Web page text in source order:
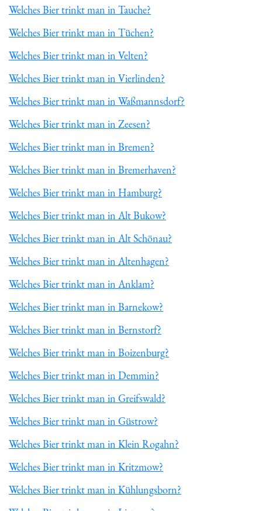
Welches Bier trinkt man in Tauche?
Welches Bier trinkt man in Tüchen?
Welches Bier trinkt man in Velten?
Welches Bier trinkt man in Vierlinden?
Welches Bier trinkt man in Waßmannsdorf?
Welches Bier trinkt man in Zeesen?
Welches Bier trinkt man in Bremen?
Welches Bier trinkt man in Bremerhaven?
Welches Bier trinkt man in Hamburg?
Welches Bier trinkt man in Alt Bukow?
Welches Bier trinkt man in Alt Schönau?
Welches Bier trinkt man in Altenhagen?
Welches Bier trinkt man in Anklam?
Welches Bier trinkt man in Barnekow?
Welches Bier trinkt man in Bernstorf?
Welches Bier trinkt man in Boizenburg?
Welches Bier trinkt man in Demmin?
Welches Bier trinkt man in Greifswald?
Welches Bier trinkt man in Güstrow?
Welches Bier trinkt man in Klein Rogahn?
Welches Bier trinkt man in Kritzmow?
Welches Bier trinkt man in Kühlungsborn?